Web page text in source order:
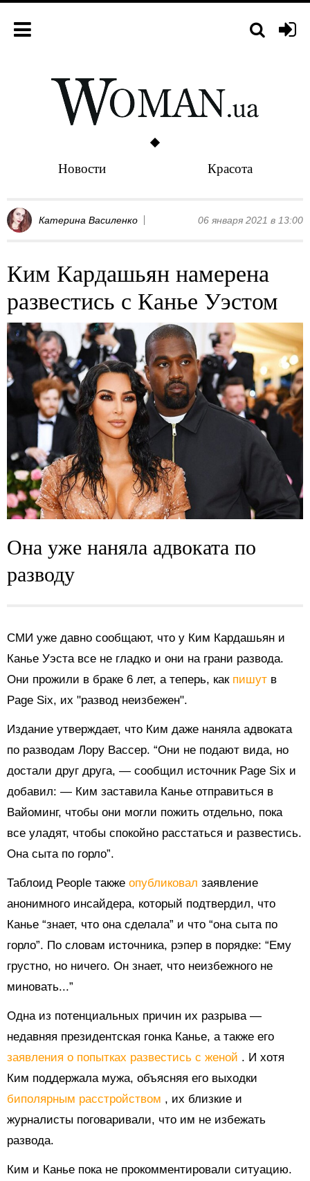
Новости Красота
Катерина Василенко 06 января 2021 в 13:00
Ким Кардашьян намерена
развестись с Канье Уэстом
Она уже наняла адвоката по
разводу
СМИ уже давно сообщают, что у Ким Кардашьян и
Канье Уэста все не гладко и они на грани развода.
Они прожили в браке 6 лет, а теперь, как пишут в
Page Six, их "развод неизбежен".
Издание утверждает, что Ким даже наняла адвоката
по разводам Лору Вассер. “Они не подают вида, но
достали друг друга, — сообщил источник Page Six и
добавил: — Ким заставила Канье отправиться в
Вайоминг, чтобы они могли пожить отдельно, пока
все уладят, чтобы спокойно расстаться и развестись.
Она сыта по горло”.
Таблоид People также опубликовал заявление
анонимного инсайдера, который подтвердил, что
Канье “знает, что она сделала” и что “она сыта по
горло”. По словам источника, рэпер в порядке: “Ему
грустно, но ничего. Он знает, что неизбежного не
миновать...”
Одна из потенциальных причин их разрыва —
недавняя президентская гонка Канье, а также его
заявления о попытках развестись с женой . И хотя
Ким поддержала мужа, объясняя его выходки
биполярным расстройством , их близкие и
журналисты поговаривали, что им не избежать
развода.
Ким и Канье пока не прокомментировали ситуацию.